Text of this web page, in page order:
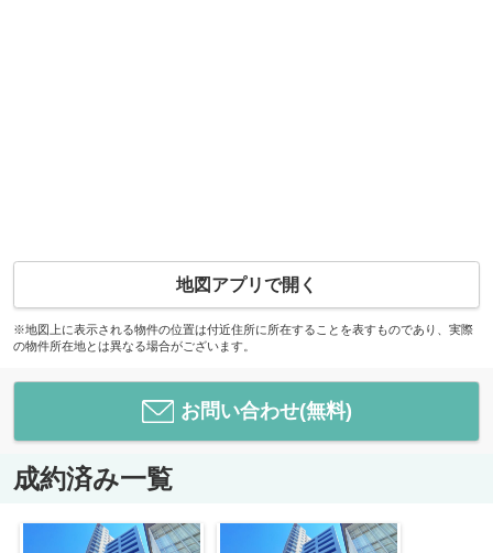
地図アプリで開く
※地図上に表示される物件の位置は付近住所に所在することを表すものであり、実際
の物件所在地とは異なる場合がございます。
お問い合わせ(無料)
成約済み一覧